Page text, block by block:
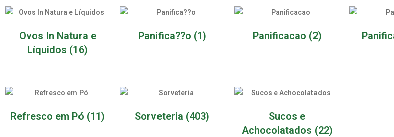
Ovos In Natura e
Líquidos (16)
Panifica??o (1) Panificacao (2)
Refresco em Pó (11) Sorveteria (403)
Sucos e
Achocolatados (22)